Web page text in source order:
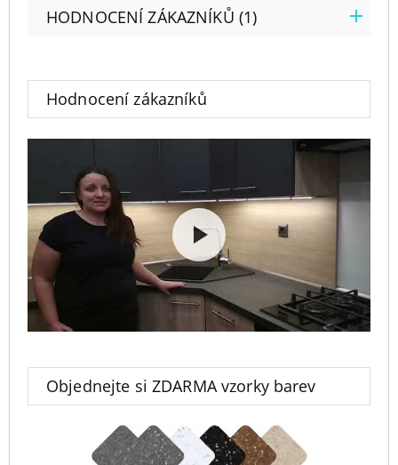
Hodnocení zákazníků
Objednejte si ZDARMA vzorky barev
HODNOCENÍ ZÁKAZNÍKŮ (1)